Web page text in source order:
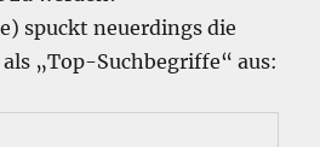
spuckt neuerdings die
„Top-Suchbegriffe“ aus: